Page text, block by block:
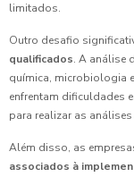
limitados.
Outro desafio
qualificados. A análise
química, microbiologia
enfrentam dificuldades
para realizar as
Além disso, as
associados à